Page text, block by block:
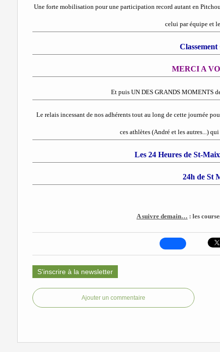
Une forte mobilisation pour une participation record autant en
celui par équipe et
MERCI A
Et puis UN DES GRANDS MOMENTS
Le relais incessant de nos adhérents tout au long de cette journée
ces athlètes (André et les autres...)
Les 24 Heures de St-
24h de St
A suivre demain… : les
S'inscrire à la newsletter
Ajouter un commentaire